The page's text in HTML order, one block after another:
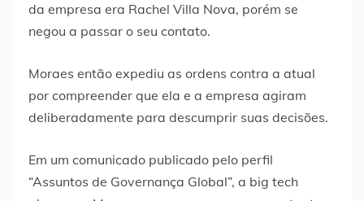
da empresa era Rachel Villa Nova, porém se
negou a passar o seu contato.
Moraes então expediu as ordens contra a atual
por compreender que ela e a empresa agiram
deliberadamente para descumprir suas decisões.
Em um comunicado publicado pelo perfil
“Assuntos de Governança Global”, a big tech